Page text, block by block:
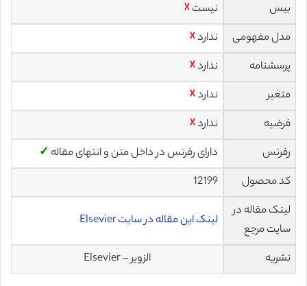
بیس نیست☓
مدل مفهومی
ندارد☓
پرسشنامه
ندارد☓
متغیر
ندارد☓
فرضیه
ندارد☓
رفرنس
دارای رفرنس در داخل متن و انتهای مقاله ✓
کد محصول
12199
لینک مقاله در
سایت مرجع
لینک این مقاله در سایت Elsevier
نشریه الزویر – Elsevier